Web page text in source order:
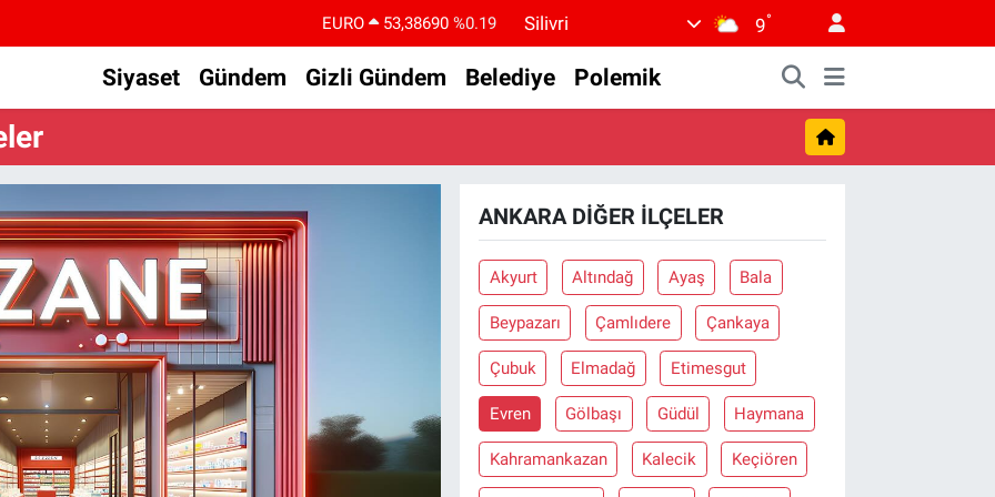
EURO 53,38690 %0.19
STERLİN
61,60380
%0.18
BITCOIN
79.591,74
%0.02
Silivri 9°
Siyaset Gündem Gizli Gündem Belediye Polemik
ANKARA DIĞER İLÇELER
Akyurt Altındağ Ayaş Bala
Beypazarı Çamlıdere Çankaya
Çubuk Elmadağ Etimesgut
Evren Gölbaşı Güdül Haymana
Kahramankazan Kalecik Keçiören